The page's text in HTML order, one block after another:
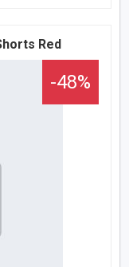
Red
-48%